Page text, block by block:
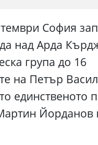
София
над Арда
група до 16
на Петър
единственото
Йорданов